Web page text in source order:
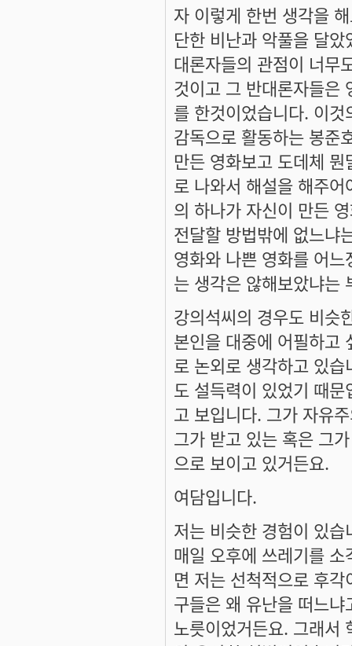
자 이렇게 한번 생각을
단한 비난과 악풀을 달
대론자들의 관점이 너무
것이고 그 반대론자들은
를 한것이었습니다. 이
감독으로 활동하는 봉준
만든 영화보고 도데체
로 나와서 해설을 해주
의 하나가 자신이 만든
전달할 방법밖에 없느냐
영화와 나쁜 영화를 어
는 생각은 않해보았냐는
강의석씨의 경우도 비슷
본인을 대중에 어필하고
로 논외로 생각하고 있
도 설득력이 있었기 때
고 보입니다. 그가 자유
그가 받고 있는 혹은 그
으로 보이고 있거든요.
여담입니다.
저는 비슷한 경험이 있
매일 오후에 쓰레기를
면 저는 선척적으로 후
구들은 왜 유난을 떠느
노릇이었거든요. 그래서